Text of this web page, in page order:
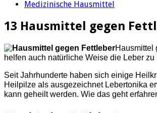
Medizinische Hausmittel
13 Hausmittel gegen
Hausmittel
helfen auch natürliche Weise die Leber zu
Seit Jahrhunderte haben sich einige
Heilpilze als ausgezeichnet Lebertonika
kann geheilt werden. Wie das geht